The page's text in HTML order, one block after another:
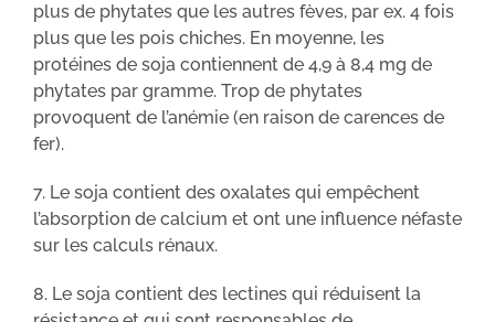
plus de phytates que les autres fèves, par ex. 4 fois
plus que les pois chiches. En moyenne, les
protéines de soja contiennent de 4,9 à 8,4 mg de
phytates par gramme. Trop de phytates
provoquent de l’anémie (en raison de carences de
fer).
7. Le soja contient des oxalates qui empêchent
l’absorption de calcium et ont une influence néfaste
sur les calculs rénaux.
8. Le soja contient des lectines qui réduisent la